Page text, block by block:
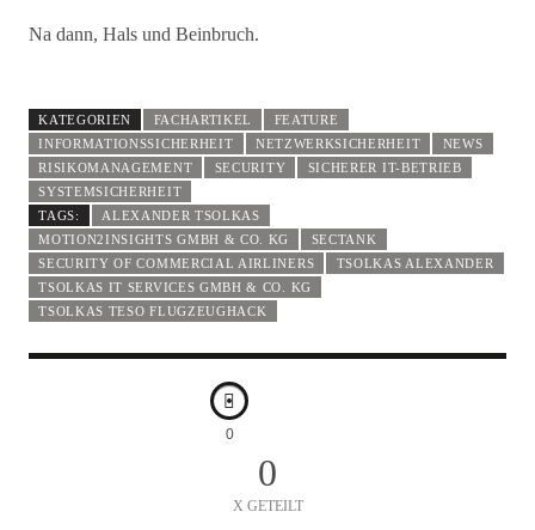
Na dann, Hals und Beinbruch.
KATEGORIEN FACHARTIKEL
FEATURE
INFORMATIONSSICHERHEIT
NETZWERKSICHERHEIT
NEWS
RISIKOMANAGEMENT
SECURITY
SICHERER IT-BETRIEB
SYSTEMSICHERHEIT
TAGS:
ALEXANDER TSOLKAS
MOTION2INSIGHTS GMBH & CO. KG
SECTANK
SECURITY OF COMMERCIAL AIRLINERS
TSOLKAS ALEXANDER
TSOLKAS IT SERVICES GMBH & CO. KG
TSOLKAS TESO FLUGZEUGHACK
0
0
X GETEILT